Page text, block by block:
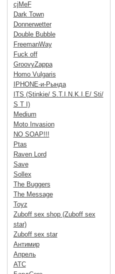
cjMeF
Dark Town
Donnerwetter
Double Bubble
FreemanWay
Fuck off
GroovyZappa
Homo Vulgaris
IPHONE-и-Рында
ITS (Stinkie/ S.T.I.N.K.I.E/ Sti/
S T I)
Medium
Moto Invasion
NO SOAP!!!
Ptas
Raven Lord
Save
Sollex
The Buggers
The Message
Toyz
Zuboff sex shop (Zuboff sex
star)
Zuboff sex star
Антимир
Апрель
АТС